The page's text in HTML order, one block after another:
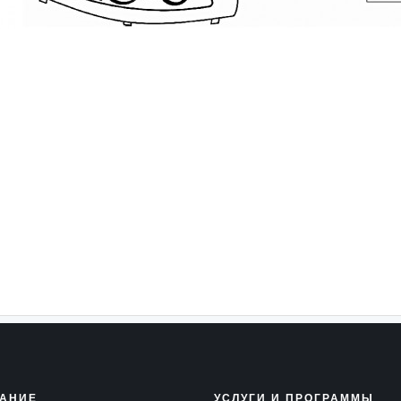
УСЛУГИ И ПРОГРАММЫ